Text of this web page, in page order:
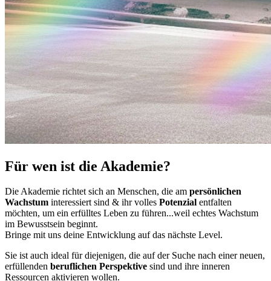
Für wen ist die Akademie?
Die Akademie richtet sich an Menschen, die am persönlichen
Wachstum interessiert sind & ihr volles Potenzial entfalten
möchten, um ein erfülltes Leben zu führen...weil echtes Wachstum
im Bewusstsein beginnt.
Bringe mit uns deine Entwicklung auf das nächste Level.
Sie ist auch ideal für diejenigen, die auf der Suche nach einer neuen,
erfüllenden beruflichen Perspektive sind und ihre inneren
Ressourcen aktivieren wollen.